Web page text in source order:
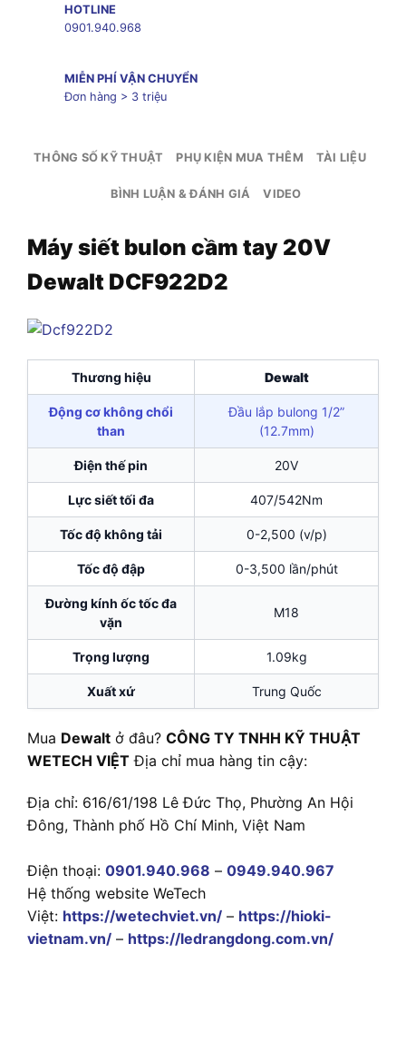
HOTLINE
0901.940.968
MIỄN PHÍ VẬN CHUYỂN
Đơn hàng > 3 triệu
THÔNG SỐ KỸ THUẬT PHỤ KIỆN MUA THÊM TÀI LIỆU
BÌNH LUẬN & ĐÁNH GIÁ VIDEO
Máy siết bulon cầm tay 20V
Dewalt DCF922D2
Thương hiệu Dewalt
Động cơ không chổi
than
Đầu lắp bulong 1/2”
(12.7mm)
Điện thế pin 20V
Lực siết tối đa 407/542Nm
Tốc độ không tải 0-2,500 (v/p)
Tốc độ đập 0-3,500 lần/phút
Đường kính ốc tốc đa
vặn
M18
Trọng lượng 1.09kg
Xuất xứ Trung Quốc
Mua Dewalt ở đâu? CÔNG TY TNHH KỸ THUẬT
WETECH VIỆT Địa chỉ mua hàng tin cậy:
Địa chỉ: 616/61/198 Lê Đức Thọ, Phường An Hội
Đông, Thành phố Hồ Chí Minh, Việt Nam
Điện thoại: 0901.940.968 – 0949.940.967
Hệ thống website WeTech
Việt: https://wetechviet.vn/ – https://hioki-
vietnam.vn/ – https://ledrangdong.com.vn/